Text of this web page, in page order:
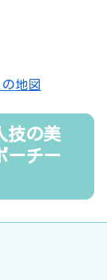
地図
技の美
ーチー